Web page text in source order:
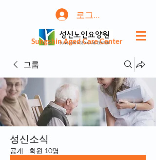
로그인
Sungshin Aged Care Center
그룹
성신소식
공개 · 회원 10명